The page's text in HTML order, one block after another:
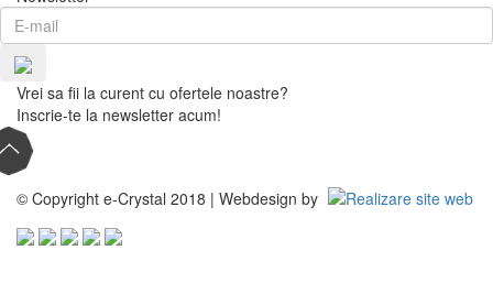
Vrei sa fii la curent cu ofertele noastre?
Inscrie-te la newsletter acum!
© Copyright e-Crystal 2018 | Webdesign by